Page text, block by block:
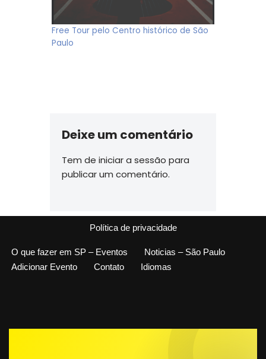
Free Tour pelo Centro histórico de São
Paulo
Deixe um comentário
Tem de iniciar a sessão para
publicar um comentário.
Política de privacidade
O que fazer em SP – Eventos
Noticias – São Paulo
Adicionar Evento
Contato Idiomas